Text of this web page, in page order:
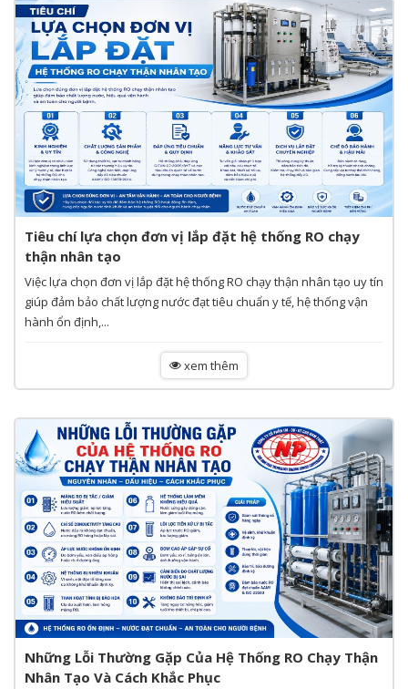
Tiêu chí lựa chọn đơn vị lắp đặt hệ thống RO chạy
thận nhân tạo
Việc lựa chọn đơn vị lắp đặt hệ thống RO chạy thận nhân tạo uy tín
giúp đảm bảo chất lượng nước đạt tiêu chuẩn y tế, hệ thống vận
hành ổn định,...
xem thêm
Những Lỗi Thường Gặp Của Hệ Thống RO Chạy Thận
Nhân Tạo Và Cách Khắc Phục